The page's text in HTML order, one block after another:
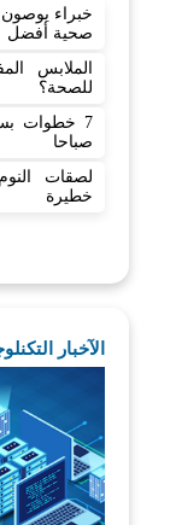
خبراء
صحية أفضل
الملابس
للصحة؟
7 خطوات
صباحا
لصقات
خطيرة
الآخبار